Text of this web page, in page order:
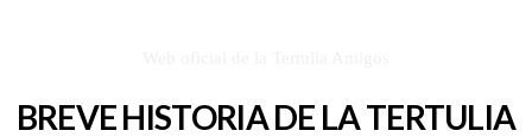
BREVE HISTORIA DE LA TERTULIA